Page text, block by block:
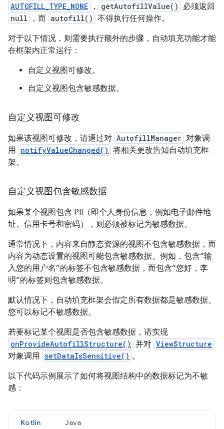
AUTOFILL_TYPE_NONE ， getAutofillValue() 必须返回
null ，而 autofill() 不得执行任何操作。
对于以下情况，则需要执行额外的步骤，自动填充功能才能
在框架内正常运行：
自定义视图可修改。
自定义视图包含敏感数据。
自定义视图可修改
如果该视图可修改，请通过对 AutofillManager 对象调
用 notifyValueChanged() 将相关更改告知自动填充框
架。
自定义视图包含敏感数据
如果某个视图包含 PII（即个人身份信息，例如电子邮件地
址、信用卡号和密码），则必须被标记为敏感数据。
通常情况下，内容来自静态资源的视图不包含敏感数据，而
内容为动态设置的视图可能包含敏感数据。例如，包含“输
入您的用户名”的标签不包含敏感数据，而包含“您好，李
明”的标签则包含敏感数据。
默认情况下，自动填充框架会假定所有数据都是敏感数据。
您可以标记不敏感数据。
若要标记某个视图是否包含敏感数据，请实现
onProvideAutofillStructure() 并对 ViewStructure
对象调用 setDataIsSensitive() 。
以下代码示例展示了如何将视图结构中的数据标记为不敏
感：
Kotlin Java